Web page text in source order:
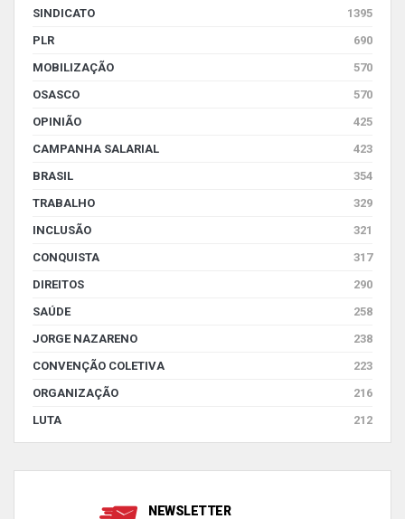
SINDICATO
1395
PLR
690
MOBILIZAÇÃO
570
OSASCO
570
OPINIÃO
425
CAMPANHA SALARIAL
423
BRASIL
354
TRABALHO
329
INCLUSÃO
321
CONQUISTA
317
DIREITOS
290
SAÚDE
258
JORGE NAZARENO
238
CONVENÇÃO COLETIVA
223
ORGANIZAÇÃO
216
LUTA
212
NEWSLETTER